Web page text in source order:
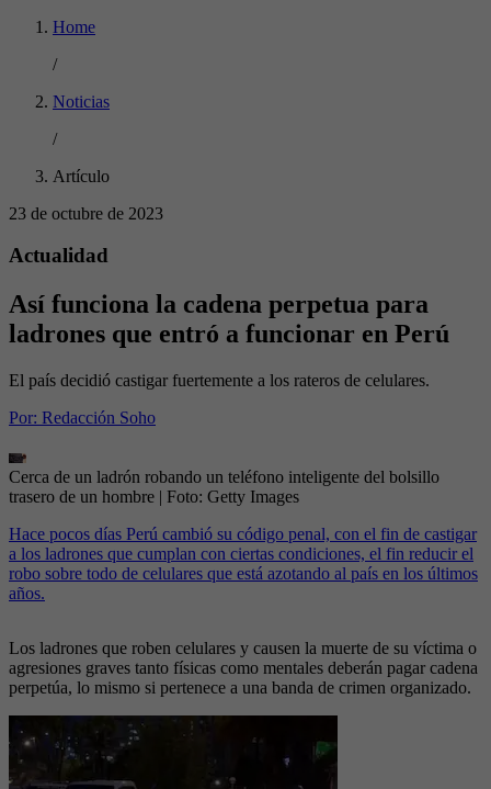
Home
/
Noticias
/
Artículo
23 de octubre de 2023
Actualidad
Así funciona la cadena perpetua para
ladrones que entró a funcionar en Perú
El país decidió castigar fuertemente a los rateros de celulares.
Por: Redacción Soho
Cerca de un ladrón robando un teléfono inteligente del bolsillo
trasero de un hombre | Foto: Getty Images
Hace pocos días Perú cambió su código penal, con el fin de castigar
a los ladrones que cumplan con ciertas condiciones, el fin reducir el
robo sobre todo de celulares que está azotando al país en los últimos
años.
Los ladrones que roben celulares y causen la muerte de su víctima o
agresiones graves tanto físicas como mentales deberán pagar cadena
perpetúa, lo mismo si pertenece a una banda de crimen organizado.